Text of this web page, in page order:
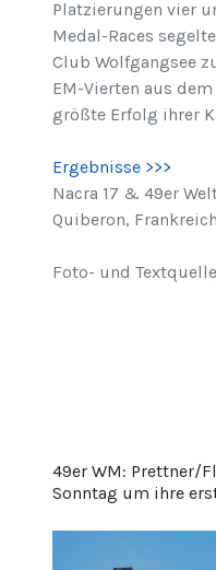
Platzierungen vier
Medal-Races
Club Wolfgangsee
EM-Vierten aus
größte Erfolg ihrer
Ergebnisse >>>
Nacra 17 & 49er
Quiberon,
Foto- und
49er WM: Prettner/
Sonntag um ihre